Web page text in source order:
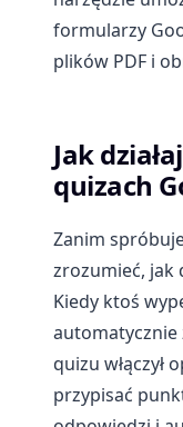
formularzy
plików PDF i
Jak
quizach
Zanim
zrozumieć, jak
Kiedy ktoś
automatycznie
quizu włączył
przypisać